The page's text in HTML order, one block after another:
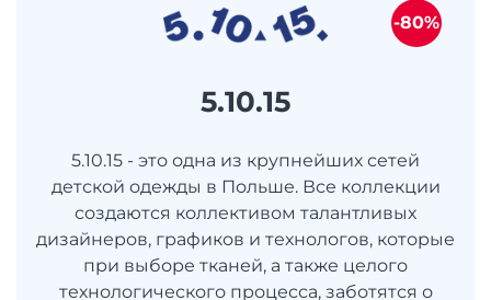
5.10.15
5.10.15 - это одна из крупнейших сетей
детской одежды в Польше. Все коллекции
создаются коллективом талантливых
дизайнеров, графиков и технологов, которые
при выборе тканей, а также целого
технологического процесса, заботятся о
-80%